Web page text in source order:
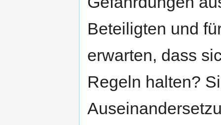
Beteiligten und
erwarten, dass
Regeln halten?